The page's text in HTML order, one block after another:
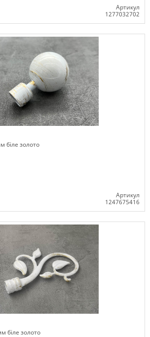
Артикул
1277032702
біле золото
Артикул
1247675416
біле золото